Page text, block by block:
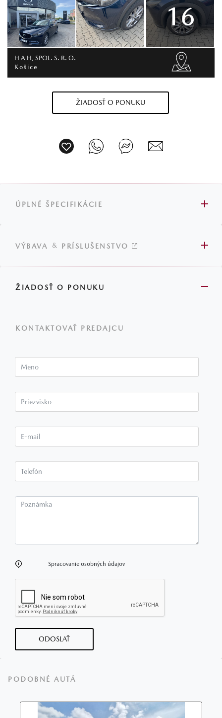
16
H A H, SPOL. S. R. O.
Košice
ŽIADOSŤ O PONUKU
ÚPLNÉ ŠPECIFIKÁCIE
VÝBAVA & PRÍSLUŠENSTVO
ŽIADOSŤ O PONUKU
KONTAKTOVAŤ PREDAJCU
Spracovanie osobných údajov
ODOSLAŤ
PODOBNÉ AUTÁ